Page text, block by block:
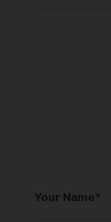
Your Name*